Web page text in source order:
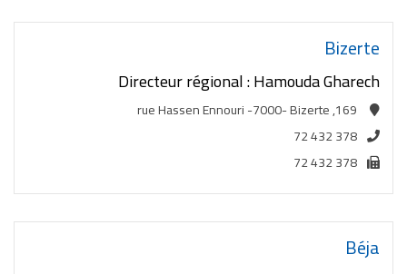
Bizerte
Directeur régional : Hamouda Gharech
169, rue Hassen Ennouri -7000- Bizerte
72 432 378
72 432 378
Béja